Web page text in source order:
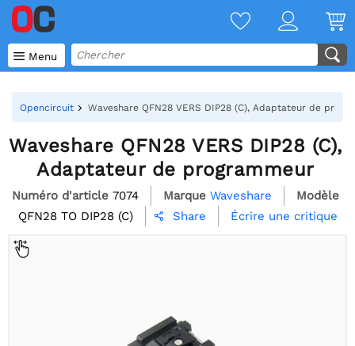
 Menu
Opencircuit Waveshare QFN28 VERS DIP28 (C), Adaptateur de
Waveshare QFN28 VERS DIP28 (C),
Adaptateur de programmeur
Numéro d'article 7074 Marque Waveshare
Modèle
QFN28 TO DIP28 (C)
 Share Écrire une critique